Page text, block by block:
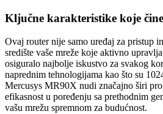
Ključne karakteristike koje
Ovaj router nije samo uređaj za pristup
središte vaše mreže koje aktivno
osiguralo najbolje iskustvo za svakog
naprednim tehnologijama kao što su
Mercusys MR90X nudi značajno širi
efikasnost u poređenju sa prethodnim
vašu mrežu spremnom za budućnost.